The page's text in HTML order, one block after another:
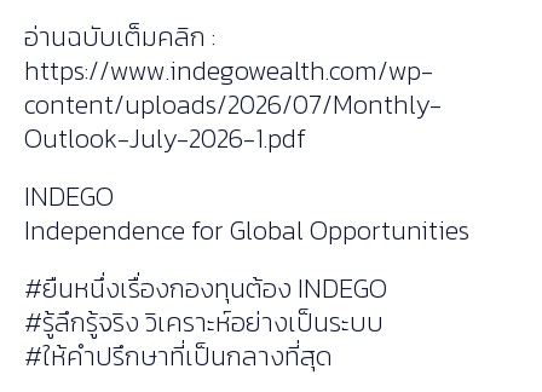
อ่านฉบับเต็มคลิก :
https://www.indegowealth.com/wp-
content/uploads/2026/07/Monthly-
Outlook-July-2026-1.pdf
INDEGO
Independence for Global Opportunities
#ยืนหนึ่งเรื่องกองทุนต้อง INDEGO
#รู้ลึกรู้จริง วิเคราะห์อย่างเป็นระบบ
#ให้คำปรึกษาที่เป็นกลางที่สุด